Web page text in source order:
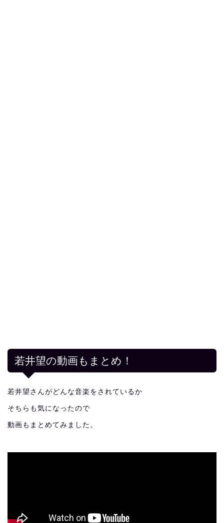
若井望の動画もまとめ！
若井望さんがどんな音楽をされているか
そちらも気になったので
動画もまとめてみました。